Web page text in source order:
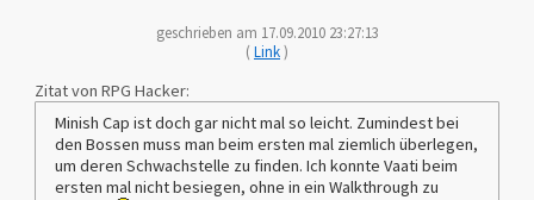
geschrieben am 17.09.2010 23:27:13
(Link)
Zitat von RPG Hacker:
Minish Cap ist doch gar nicht mal so leicht. Zumindest bei
den Bossen muss man beim ersten mal ziemlich überlegen,
um deren Schwachstelle zu finden. Ich konnte Vaati beim
ersten mal nicht besiegen, ohne in ein Walkthrough zu